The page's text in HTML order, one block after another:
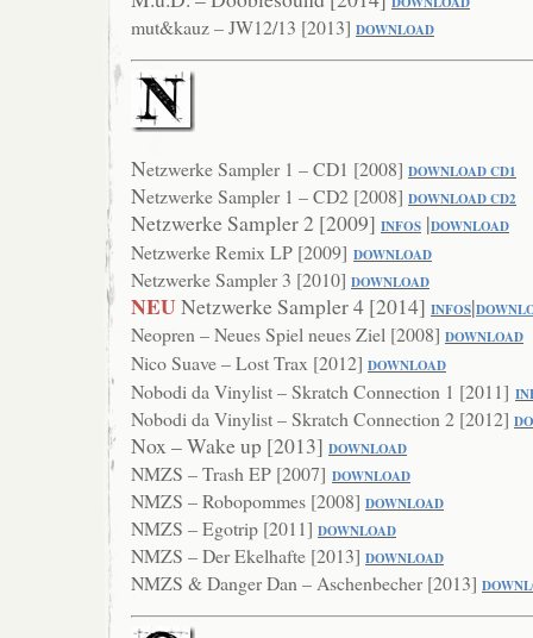
mut&kauz – JW12/13 [2013] DOWNLOAD
NetzwerkeSampler 1 – CD1 [2008] DOWNLOAD CD1
NetzwerkeSampler 1 – CD2 [2008] DOWNLOAD CD2
Netzwerke Sampler 2 [2009] INFOS |DOWNLOAD
Netzwerke Remix LP [2009] DOWNLOAD
Netzwerke Sampler 3 [2010] DOWNLOAD
NEUNetzwerke Sampler 4 [2014] INFOS|
Neopren – Neues Spiel neues Ziel [2008] DOWNLOAD
Nico Suave – Lost Trax [2012] DOWNLOAD
Nobodi da Vinylist – Skratch Connection 1 [2011]
Nobodi da Vinylist – Skratch Connection 2 [2012]
Nox – Wake up [2013] DOWNLOAD
NMZS – Trash EP [2007] DOWNLOAD
NMZS – Robopommes [2008] DOWNLOAD
NMZS – Egotrip [2011] DOWNLOAD
NMZS – Der Ekelhafte [2013] DOWNLOAD
NMZS & Danger Dan – Aschenbecher [2013]